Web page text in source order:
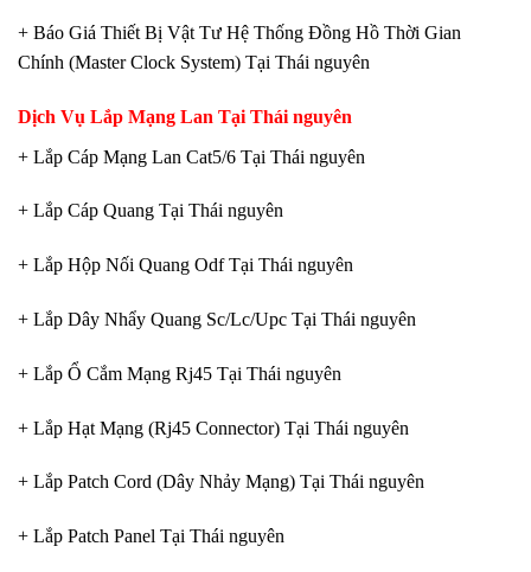
+ Báo Giá Thiết Bị Vật Tư Hệ Thống Đồng Hồ Thời Gian
Chính (Master Clock System) Tại Thái nguyên
Dịch Vụ Lắp Mạng Lan Tại Thái nguyên
+ Lắp Cáp Mạng Lan Cat5/6 Tại Thái nguyên
+ Lắp Cáp Quang Tại Thái nguyên
+ Lắp Hộp Nối Quang Odf Tại Thái nguyên
+ Lắp Dây Nhẩy Quang Sc/Lc/Upc Tại Thái nguyên
+ Lắp Ổ Cắm Mạng Rj45 Tại Thái nguyên
+ Lắp Hạt Mạng (Rj45 Connector) Tại Thái nguyên
+ Lắp Patch Cord (Dây Nhảy Mạng) Tại Thái nguyên
+ Lắp Patch Panel Tại Thái nguyên